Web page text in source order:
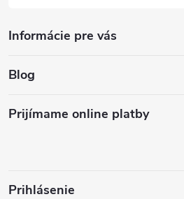
Informácie pre vás
Blog
Prijímame online platby
Prihlásenie